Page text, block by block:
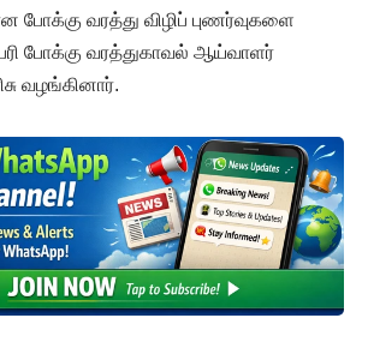
போக்கு வரத்து விழிப் புணர்வுகளை
போக்கு வரத்துகாவல் ஆய்வாளர்
வழங்கினார்.